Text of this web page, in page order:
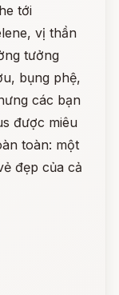
tới
vị thần
tưởng
bụng phệ,
các bạn
được miêu
toàn: một
đẹp của cả